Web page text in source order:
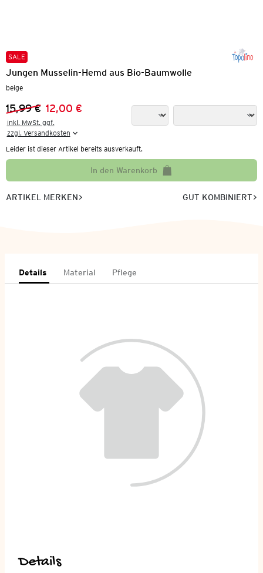
SALE
Jungen Musselin-Hemd aus Bio-Baumwolle
beige
Vorheriger Preis:
15,99 €
Neuer Preis:
12,00 €
inkl. MwSt. ggf.
zzgl. Versandkosten
Leider ist dieser Artikel bereits ausverkauft.
In den Warenkorb
ARTIKEL MERKEN GUT KOMBINIERT
Details Material Pflege
Details